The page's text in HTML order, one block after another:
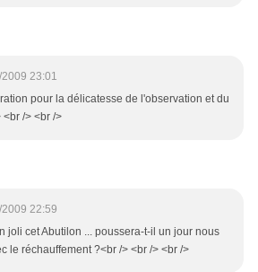
23:01
pour la délicatesse de l'observation et du
/> <br />
22:59
joli cet Abutilon ... poussera-t-il un jour nous
le réchauffement ?<br /> <br /> <br />